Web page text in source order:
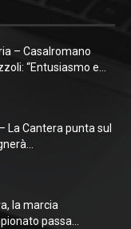
– Casalromano
“Entusiasmo e...
La Cantera punta sul
la marcia
passa...